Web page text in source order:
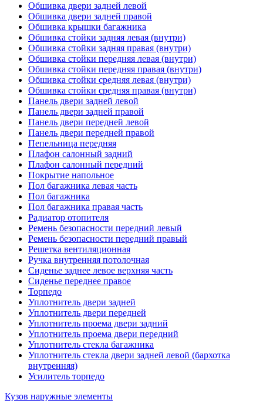
Обшивка двери задней левой
Обшивка двери задней правой
Обшивка крышки багажника
Обшивка стойки задняя левая (внутри)
Обшивка стойки задняя правая (внутри)
Обшивка стойки передняя левая (внутри)
Обшивка стойки передняя правая (внутри)
Обшивка стойки средняя левая (внутри)
Обшивка стойки средняя правая (внутри)
Панель двери задней левой
Панель двери задней правой
Панель двери передней левой
Панель двери передней правой
Пепельница передняя
Плафон салонный задний
Плафон салонный передний
Покрытие напольное
Пол багажника левая часть
Пол багажника
Пол багажника правая часть
Радиатор отопителя
Ремень безопасности передний левый
Ремень безопасности передний правый
Решетка вентиляционная
Ручка внутренняя потолочная
Сиденье заднее левое верхняя часть
Сиденье переднее правое
Торпедо
Уплотнитель двери задней
Уплотнитель двери передней
Уплотнитель проема двери задний
Уплотнитель проема двери передний
Уплотнитель стекла багажника
Уплотнитель стекла двери задней левой (бархотка
внутренняя)
Усилитель торпедо
Кузов наружные элементы